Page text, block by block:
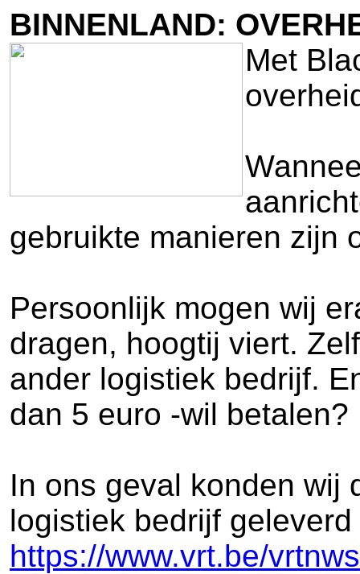
BINNENLAND:
Met
gebruikte manieren zijn
Persoonlijk mogen wij
dragen, hoogtij viert.
ander logistiek bedrijf.
dan 5 euro -wil betalen?
In ons geval konden wij
logistiek bedrijf
https://www.vrt.be/